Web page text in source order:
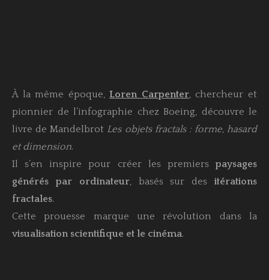
À la même époque,Loren Carpenter, chercheur et
pionnier de l’infographie chez Boeing, découvre le
livre de Mandelbrot Les objets fractals : forme, hasard
et dimension.
Il s’en inspire pour créer les premiers paysages
générés par ordinateur, basés sur desitérations
fractales.
Cette prouesse marque une révolution dans la
visualisation scientifique et le cinéma.